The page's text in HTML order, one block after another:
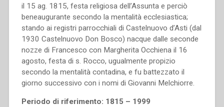
il 15 ag. 1815, festa religiosa dell’Assunta e perciò
beneaugurante secondo la mentalità ecclesiastica;
stando ai registri parrocchiali di Castelnuovo d’Asti (dal
1930 Castelnuovo Don Bosco) nacque dalle seconde
nozze di Francesco con Margherita Occhiena il 16
agosto, festa di s. Rocco, ugualmente propizio
secondo la mentalità contadina, e fu battezzato il
giorno successivo con i nomi di Giovanni Melchiorre.
Periodo di riferimento: 1815 – 1999